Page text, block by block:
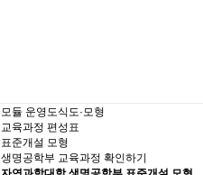
모듈 운영도식도·모형
교육과정 편성표
표준개설 모형
생명공학부 교육과정 확인하기